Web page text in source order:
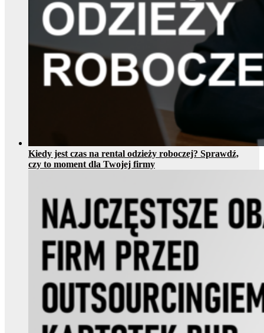
Kiedy jest czas na rental odzieży roboczej? Sprawdź,
czy to moment dla Twojej firmy